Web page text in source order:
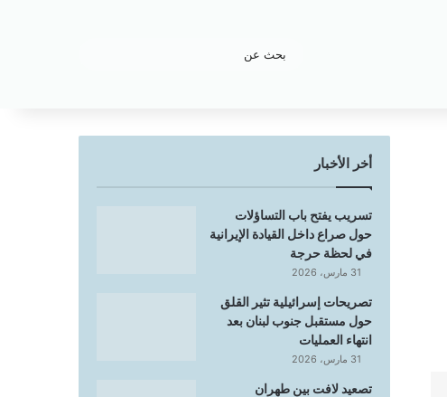
أخر الأخبار
تسريب يفتح باب التساؤلات
حول صراع داخل القيادة الإيرانية
في لحظة حرجة
31 مارس، 2026
تصريحات إسرائيلية تثير القلق
حول مستقبل جنوب لبنان بعد
انتهاء العمليات
31 مارس، 2026
تصعيد لافت بين طهران